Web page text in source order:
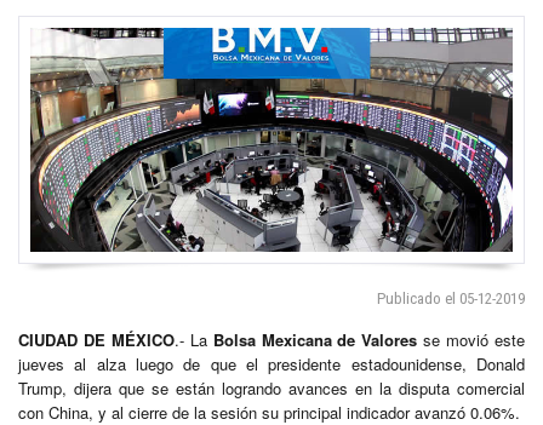
Publicado el 05-12-2019
CIUDAD DE MÉXICO.- La Bolsa Mexicana de Valores se movió este
jueves al alza luego de que el presidente estadounidense, Donald
Trump, dijera que se están logrando avances en la disputa comercial
con China, y al cierre de la sesión su principal indicador avanzó 0.06%.